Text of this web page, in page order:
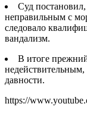
Суд
неправильным с
следовало
вандализм.
В итоге
недействительным,
давности.
https://